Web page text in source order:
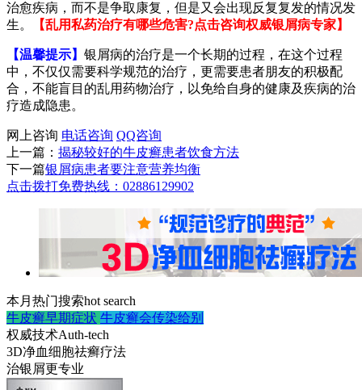
治愈疾病，而不是争取康复，但是又会出现反复复发的情况发
生。
【乱用私药治疗有哪些危害?点击咨询权威银屑病专家】
【温馨提示】 银屑病的治疗是一个长期的过程，在这个过程
中，不仅仅需要科学规范的治疗，更需要患者朋友的积极配
合，不能盲目的乱用药物治疗，以免给自身的健康及疾病的治
疗造成隐患。
网上咨询 电话咨询 QQ咨询
上一篇： 揭秘较好的牛皮癣患者饮食方法
下一篇银屑病患者要注意营养均衡
点击拨打免费热线：02886129902
本月热门搜索hot search
牛皮癣早期症状 牛皮癣会传染给别
权威技术Auth-tech
3D净血细胞祛癣疗法
治银屑更专业